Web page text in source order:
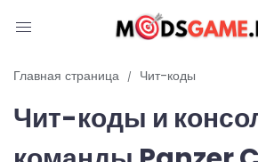
Блог
Читы и коды
Главная страница Чит-коды
Чит-коды и